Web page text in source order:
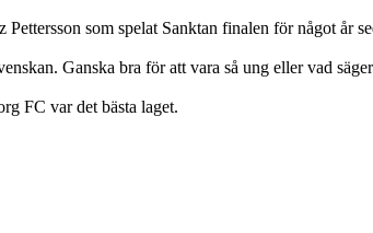
som spelat Sanktan finalen för något år
Ganska bra för att vara så ung eller vad
FC var det bästa laget.